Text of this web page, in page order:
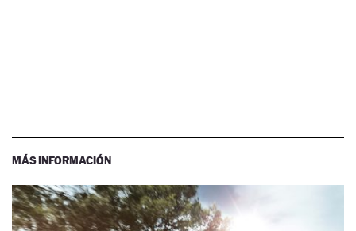
MÁS INFORMACIÓN